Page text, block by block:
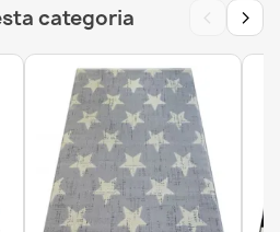
PELLICCIA DI
categoria ‹ ›